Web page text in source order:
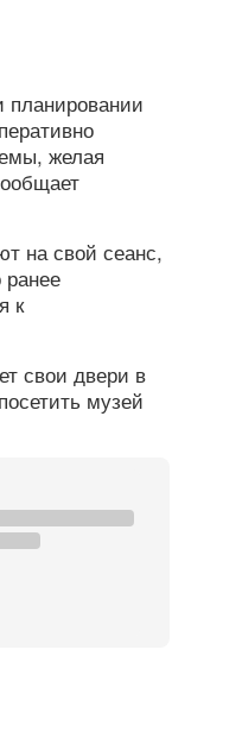
планировании
желая
на свой сеанс,
к
свои двери в
музей